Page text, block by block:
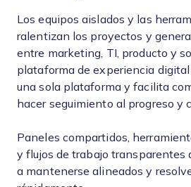
Los equipos aislados y las
ralentizan los proyectos y
entre marketing, TI, producto y
plataforma de experiencia
una sola plataforma y facilita
hacer seguimiento al progreso y
Paneles compartidos,
y flujos de trabajo transparentes
a mantenerse alineados y